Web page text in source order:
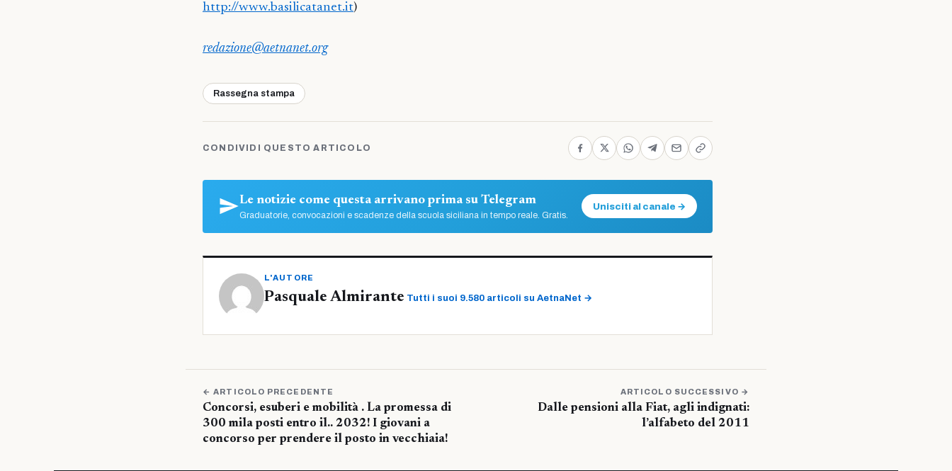
http://www.basilicatanet.it)
redazione@aetnanet.org
Rassegna stampa
CONDIVIDI QUESTO ARTICOLO
Le notizie come questa arrivano prima su Telegram
Graduatorie, convocazioni e scadenze della scuola siciliana in tempo reale. Gratis.
Unisciti al canale →
L'AUTORE
Pasquale Almirante Tutti i suoi 9.580 articoli su AetnaNet →
← ARTICOLO PRECEDENTE
Concorsi, esuberi e mobilità . La promessa di
300 mila posti entro il.. 2032! I giovani a
concorso per prendere il posto in vecchiaia!
ARTICOLO SUCCESSIVO →
Dalle pensioni alla Fiat, agli indignati:
l’alfabeto del 2011